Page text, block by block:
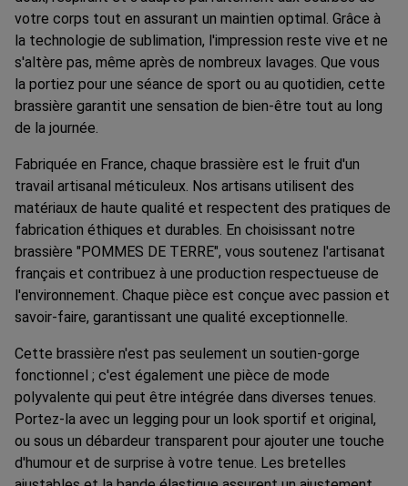
votre corps tout en assurant un maintien optimal. Grâce à
la technologie de sublimation, l'impression reste vive et ne
s'altère pas, même après de nombreux lavages. Que vous
la portiez pour une séance de sport ou au quotidien, cette
brassière garantit une sensation de bien-être tout au long
de la journée.
Fabriquée en France, chaque brassière est le fruit d'un
travail artisanal méticuleux. Nos artisans utilisent des
matériaux de haute qualité et respectent des pratiques de
fabrication éthiques et durables. En choisissant notre
brassière "POMMES DE TERRE", vous soutenez l'artisanat
français et contribuez à une production respectueuse de
l'environnement. Chaque pièce est conçue avec passion et
savoir-faire, garantissant une qualité exceptionnelle.
Cette brassière n'est pas seulement un soutien-gorge
fonctionnel ; c'est également une pièce de mode
polyvalente qui peut être intégrée dans diverses tenues.
Portez-la avec un legging pour un look sportif et original,
ou sous un débardeur transparent pour ajouter une touche
d'humour et de surprise à votre tenue. Les bretelles